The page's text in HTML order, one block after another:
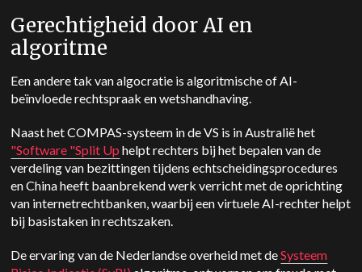
Gerechtigheid door AI en
algoritme
Een andere tak van algocratie is algoritmische of AI-
beïnvloede rechtspraak en wetshandhaving.
Naast het COMPAS-systeem in de VS is in Australië het
"Software "Split Up helpt rechters bij het bepalen van de
verdeling van bezittingen tijdens echtscheidingsprocedures
en China heeft baanbrekend werk verricht met de oprichting
van internetrechtbanken, waarbij een virtuele AI-rechter helpt
bij basistaken in rechtszaken.
De ervaring van de Nederlandse overheid met deSysteem